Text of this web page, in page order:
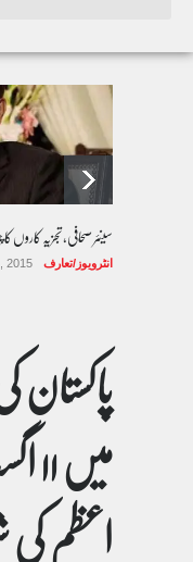
سینئر صحافی، تجزیہ
انٹرویوز/تعارف 2015
پاکستان
اعظم کی